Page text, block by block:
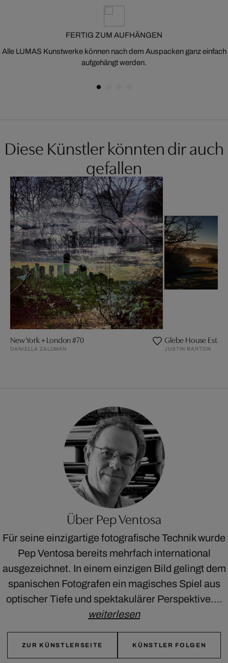
FERTIG ZUM AUFHÄNGEN
Alle LUMAS Kunstwerke können nach dem Auspacken ganz einfach
aufgehängt werden.
Diese Künstler könnten dir auch
gefallen
New York + London #70
DANIELLA ZALCMAN
Glebe House
JUSTIN BARTON
Über Pep Ventosa
Für seine einzigartige fotografische Technik wurde
Pep Ventosa bereits mehrfach international
ausgezeichnet. In einem einzigen Bild gelingt dem
spanischen Fotografen ein magisches Spiel aus
optischer Tiefe und spektakulärer Perspektive.…
weiterlesen
ZUR KÜNSTLERSEITE KÜNSTLER FOLGEN